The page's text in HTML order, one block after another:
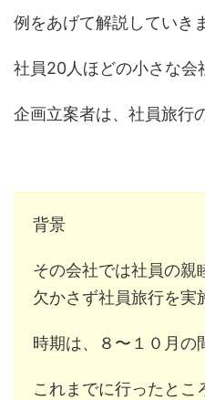
例をあげて解説していき
社員20人ほどの小さな会
企画立案者は、社員旅行
背景
その会社では社員の親
欠かさず社員旅行を実
時期は、８〜１０月の
これまでに行ったとこ